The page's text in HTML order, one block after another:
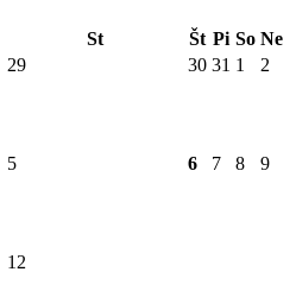
St Št Pi So Ne
29 30 31 1 2
5 6 7 8 9
12